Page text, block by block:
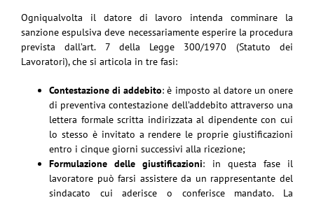
Ogniqualvolta il datore di lavoro intenda comminare la
sanzione espulsiva deve necessariamente esperire la procedura
prevista dall’art. 7 della Legge 300/1970 (Statuto dei
Lavoratori), che si articola in tre fasi:
Contestazione di addebito: è imposto al datore un onere
di preventiva contestazione dell’addebito attraverso una
lettera formale scritta indirizzata al dipendente con cui
lo stesso è invitato a rendere le proprie giustificazioni
entro i cinque giorni successivi alla ricezione;
Formulazione delle giustificazioni: in questa fase il
lavoratore può farsi assistere da un rappresentante del
sindacato cui aderisce o conferisce mandato. La